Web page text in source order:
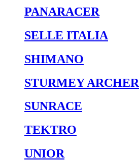
PANARACER
SELLE ITALIA
SHIMANO
STURMEY ARCHER
SUNRACE
TEKTRO
UNIOR